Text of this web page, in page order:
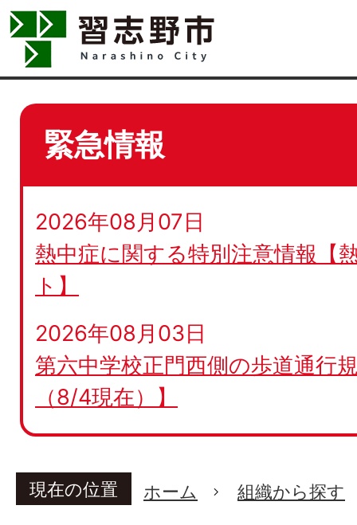
緊急情報
2026年08月07日
熱中症に関する特別注意情報【
ト】
2026年08月03日
第六中学校正門西側の歩道通行
（8/4現在）】
現在の位置 ホーム 組織から探す